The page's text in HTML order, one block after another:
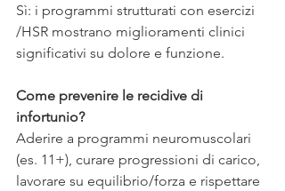
Sì: i programmi strutturati con esercizi
/HSR mostrano miglioramenti clinici
significativi su dolore e funzione.
Come prevenire le recidive di
infortunio?
Aderire a programmi neuromuscolari
(es. 11+), curare progressioni di carico,
lavorare su equilibrio/forza e rispettare